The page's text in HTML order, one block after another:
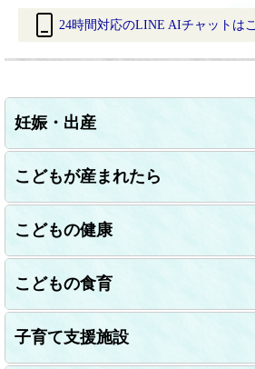
24時間対応のLINE AIチャットは
ン
ク
妊娠・出産
こどもが産まれたら
こどもの健康
こどもの食育
子育て支援施設